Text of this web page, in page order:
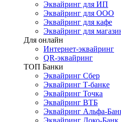
Эквайринг для ИП
Эквайринг для ООО
Эквайринг для кафе
Эквайринг для
Для онлайн
Интернет-эквайринг
QR-эквайринг
ТОП Банки
Эквайринг Сбер
Эквайринг Т-банке
Эквайринг Точка
Эквайринг ВТБ
Эквайринг Альфа-
Эквайринг Локо-Банк